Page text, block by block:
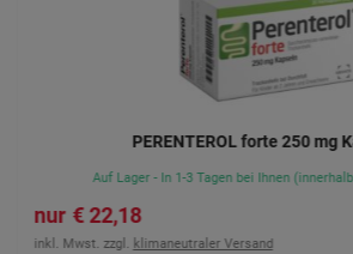
PERENTEROL forte 250 mg
22,18 €
Auf Lager - In 1-3 Tagen bei Ihnen
inkl. Mwst. zzgl. klimaneutraler Versand